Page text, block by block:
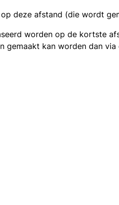
deze afstand (die wordt
worden op de kortste
gemaakt kan worden dan